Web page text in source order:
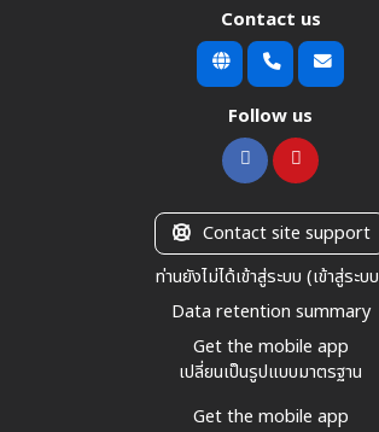
Contact us
Follow us
Contact site support
ท่านยังไม่ได้เข้าสู่ระบบ (เข้าสู่ระบบ
Data retention summary
Get the mobile app
เปลี่ยนเป็นรูปแบบมาตรฐาน
Get the mobile app